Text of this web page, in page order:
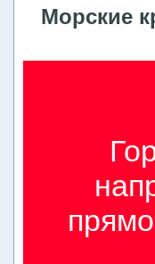
Морские